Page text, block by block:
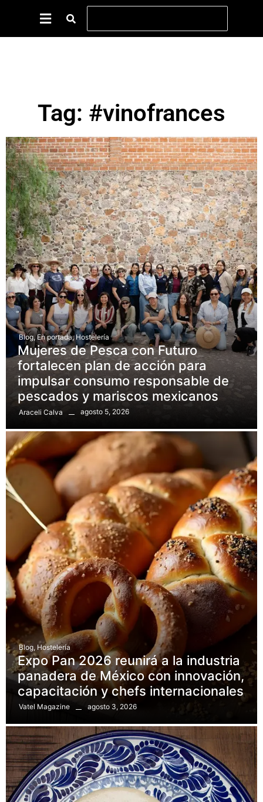
Tag: #vinofrances
Blog, En portada, Hostelería
Mujeres de Pesca con Futuro
fortalecen plan de acción para
impulsar consumo responsable de
pescados y mariscos mexicanos
Araceli Calva agosto 5, 2026
Blog, Hostelería
Expo Pan 2026 reunirá a la industria
panadera de México con innovación,
capacitación y chefs internacionales
Vatel Magazine agosto 3, 2026